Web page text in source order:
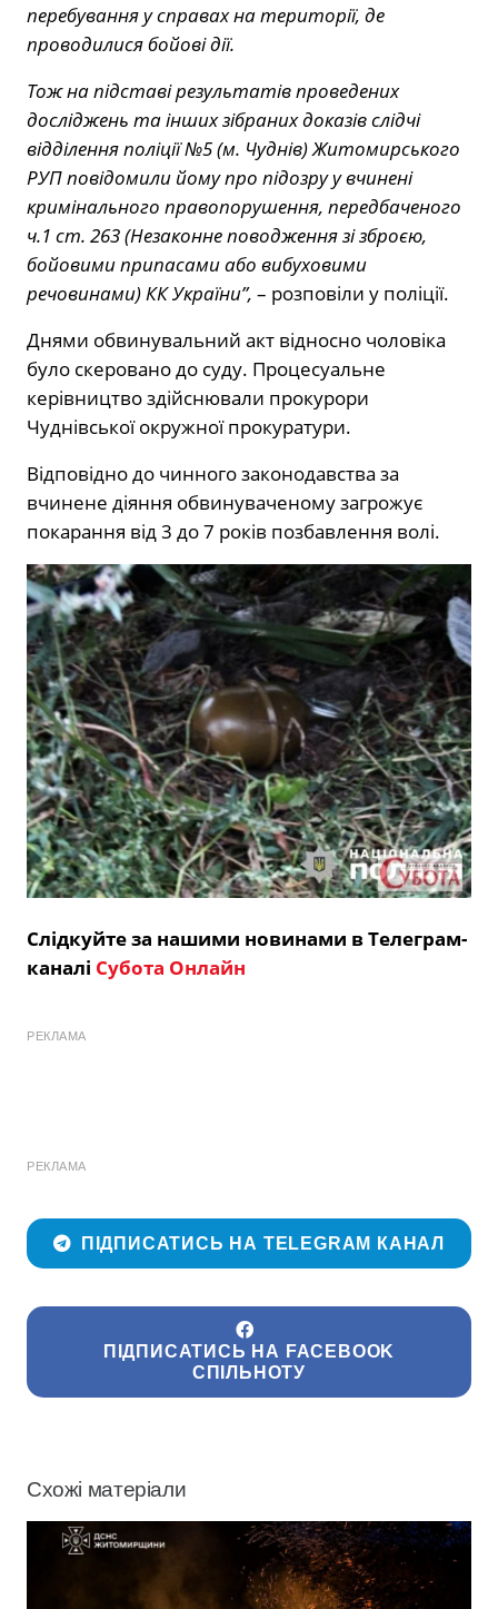
перебування у справах на території, де
проводилися бойові дії.
Тож на підставі результатів проведених
досліджень та інших зібраних доказів слідчі
відділення поліції №5 (м. Чуднів) Житомирського
РУП повідомили йому про підозру у вчинені
кримінального правопорушення, передбаченого
ч.1 ст. 263 (Незаконне поводження зі зброєю,
бойовими припасами або вибуховими
речовинами) КК України”, – розповіли у поліції.
Днями обвинувальний акт відносно чоловіка
було скеровано до суду. Процесуальне
керівництво здійснювали прокурори
Чуднівської окружної прокуратури.
Відповідно до чинного законодавства за
вчинене діяння обвинуваченому загрожує
покарання від 3 до 7 років позбавлення волі.
Слідкуйте за нашими новинами в Телеграм-
каналі Субота Онлайн
РЕКЛАМА
РЕКЛАМА
ПІДПИСАТИСЬ НА TELEGRAM КАНАЛ
ПІДПИСАТИСЬ НА FACEBOOK
СПІЛЬНОТУ
Схожі матеріали